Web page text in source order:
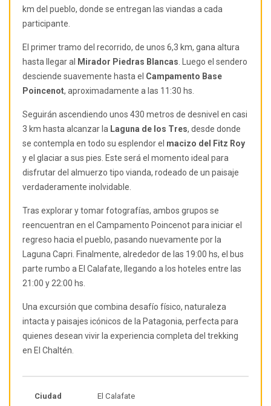
km del pueblo, donde se entregan las viandas a cada
participante.
El primer tramo del recorrido, de unos 6,3 km, gana altura
hasta llegar al
Mirador Piedras Blancas . Luego el sendero
desciende suavemente hasta el Campamento Base
Poincenot, aproximadamente a las 11:30 hs.
Seguirán ascendiendo unos 430 metros de desnivel en casi
3 km hasta alcanzar la Laguna de los Tres, desde donde
se contempla en todo su esplendor el macizo del Fitz Roy
y el glaciar a sus pies. Este será el momento ideal para
disfrutar del almuerzo tipo vianda, rodeado de un paisaje
verdaderamente inolvidable.
Tras explorar y tomar fotografías, ambos grupos se
reencuentran en el Campamento Poincenot para iniciar el
regreso hacia el pueblo, pasando nuevamente por la
Laguna Capri. Finalmente, alrededor de las 19:00 hs, el bus
parte rumbo a El Calafate, llegando a los hoteles entre las
21:00 y 22:00 hs.
Una excursión que combina desafío físico, naturaleza
intacta y paisajes icónicos de la Patagonia, perfecta para
quienes desean vivir la experiencia completa del trekking
en El Chaltén.
Ciudad
El Calafate